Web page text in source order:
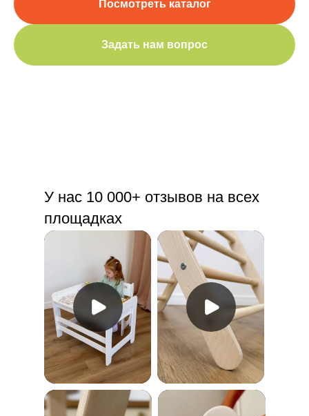
Посмотреть каталог
Задать нам вопрос
У нас 10 000+ отзывов на всех
площадках